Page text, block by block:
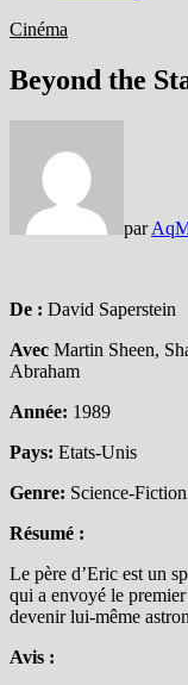
Cinéma
Beyond the
par
De : David Saperstein
Avec Martin Sheen,
Abraham
Année: 1989
Pays: Etats-Unis
Genre: Science-Fiction
Résumé :
Le père d’Eric est un
qui a envoyé le
devenir lui-même
Avis :